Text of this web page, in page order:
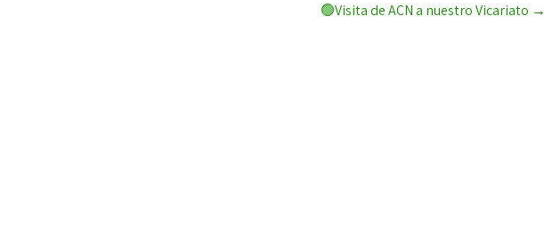
🟢Visita de ACN a nuestro Vicariato →